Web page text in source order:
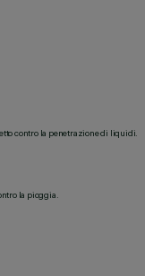
contro la penetrazione di liquidi.
la pioggia.